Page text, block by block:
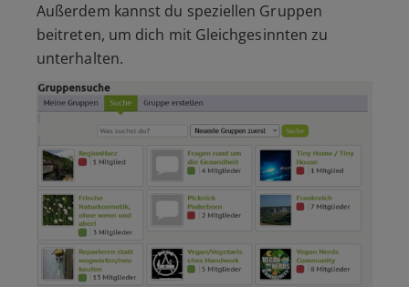
Außerdem kannst du speziellen Gruppen
beitreten, um dich mit Gleichgesinnten zu
unterhalten.